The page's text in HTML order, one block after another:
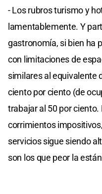
- Los rubros turismo y
lamentablemente. Y
gastronomía, si bien ha
con limitaciones de
similares al equivalente
ciento por ciento (de
trabajar al 50 por
corrimientos
servicios sigue siendo
son los que peor la